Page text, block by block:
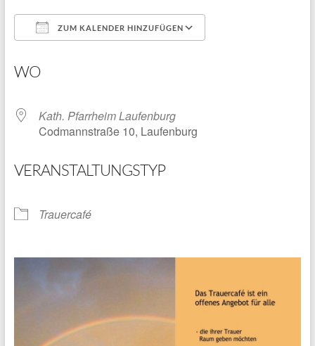
ZUM KALENDER HINZUFÜGEN
WO
Kath. Pfarrheim Laufenburg
Codmannstraße 10, Laufenburg
VERANSTALTUNGSTYP
Trauercafé